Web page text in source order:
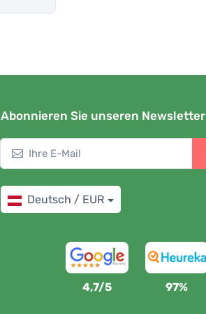
Abonnieren Sie unseren Newsletter
Deutsch / EUR
4,7/5 97%